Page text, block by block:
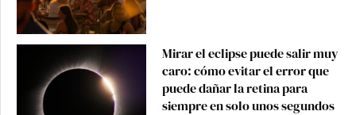
Mirar el eclipse puede salir muy
caro: cómo evitar el error que
puede dañar la retina para
siempre en solo unos segundos